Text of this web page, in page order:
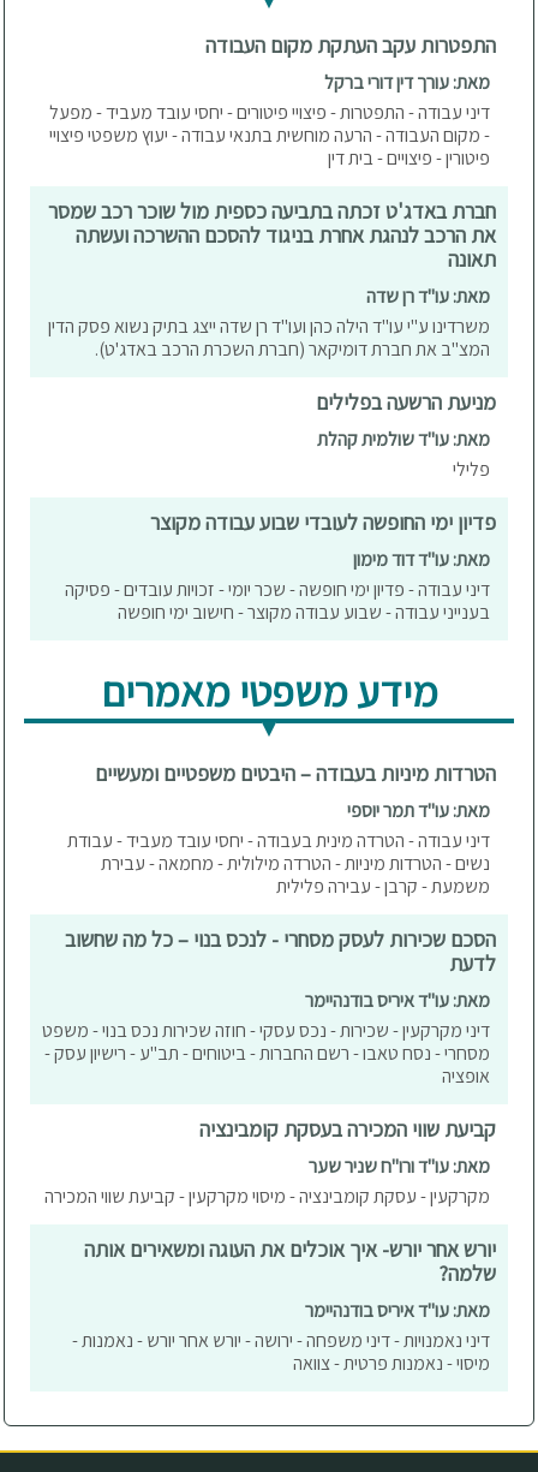
התפטרות עקב העתקת מקום העבודה
מאת: עורך דין דורי ברקל
דיני עבודה - התפטרות - פיצויי פיטורים - יחסי עובד מעביד - מפעל
- מקום העבודה - הרעה מוחשית בתנאי עבודה - יעוץ משפטי פיצויי
פיטורין - פיצויים - בית דין
חברת באדג'ט זכתה בתביעה כספית מול שוכר רכב שמסר
את הרכב לנהגת אחרת בניגוד להסכם ההשרכה ועשתה
תאונה
מאת: עו"ד רן שדה
משרדינו ע"י עו"ד הילה כהן ועו"ד רן שדה ייצג בתיק נשוא פסק הדין
המצ"ב את חברת דומיקאר (חברת השכרת הרכב באדג'ט).
מניעת הרשעה בפלילים
מאת: עו"ד שולמית קהלת
פלילי
פדיון ימי החופשה לעובדי שבוע עבודה מקוצר
מאת: עו"ד דוד מימון
דיני עבודה - פדיון ימי חופשה - שכר יומי - זכויות עובדים - פסיקה
בענייני עבודה - שבוע עבודה מקוצר - חישוב ימי חופשה
מידע משפטי מאמרים
הטרדות מיניות בעבודה – היבטים משפטיים ומעשיים
מאת: עו"ד תמר יוספי
דיני עבודה - הטרדה מינית בעבודה - יחסי עובד מעביד - עבודת
נשים - הטרדות מיניות - הטרדה מילולית - מחמאה - עבירת
משמעת - קרבן - עבירה פלילית
הסכם שכירות לעסק מסחרי - לנכס בנוי – כל מה שחשוב
לדעת
מאת: עו"ד איריס בודנהיימר
דיני מקרקעין - שכירות - נכס עסקי - חוזה שכירות נכס בנוי - משפט
מסחרי - נסח טאבו - רשם החברות - ביטוחים - תב"ע - רישיון עסק -
אופציה
קביעת שווי המכירה בעסקת קומבינציה
מאת: עו"ד ורו"ח שניר שער
מקרקעין - עסקת קומבינציה - מיסוי מקרקעין - קביעת שווי המכירה
יורש אחר יורש- איך אוכלים את העוגה ומשאירים אותה
שלמה?
מאת: עו"ד איריס בודנהיימר
דיני נאמנויות - דיני משפחה - ירושה - יורש אחר יורש - נאמנות -
מיסוי - נאמנות פרטית - צוואה